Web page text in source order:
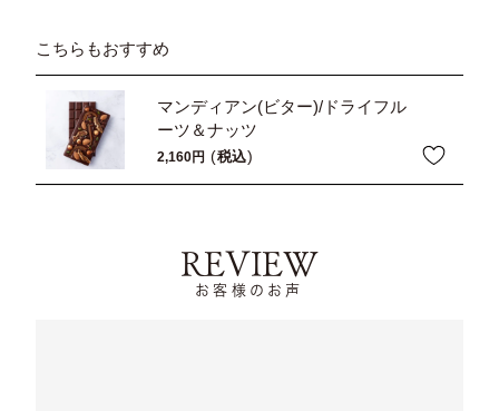
こちらもおすすめ
マンディアン(ビター)/ドライフル
ーツ＆ナッツ
2,160 税込
REVIEW
お客様のお声